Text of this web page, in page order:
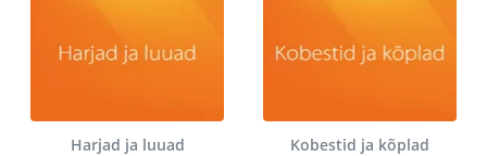
Harjad ja luuad Kobestid ja kõplad